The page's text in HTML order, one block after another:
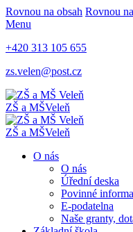
Rovnou na obsah Rovnou
Menu
+420 313 105 655
zs.velen@post.cz
ZŠ a MŠVeleň
ZŠ a MŠVeleň
O nás
O nás
Úřední deska
Povinné
E-podatelna
Naše granty,